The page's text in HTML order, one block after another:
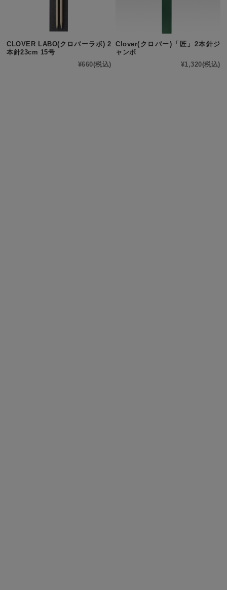
CLOVER LABO(クロバーラボ) 2
本針23cm 15号
¥660(税込)
Clover(クロバー)「匠」2本針ジ
ャンボ
¥1,320(税込)